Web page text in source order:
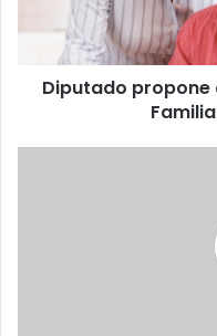
Familia
Diputado propone